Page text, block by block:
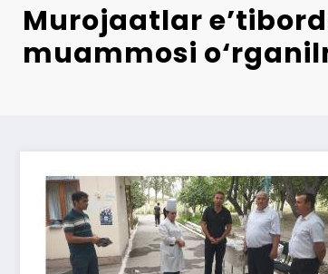
Murojaatlar
muammosi